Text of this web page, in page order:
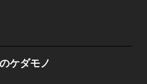
ケダモノ